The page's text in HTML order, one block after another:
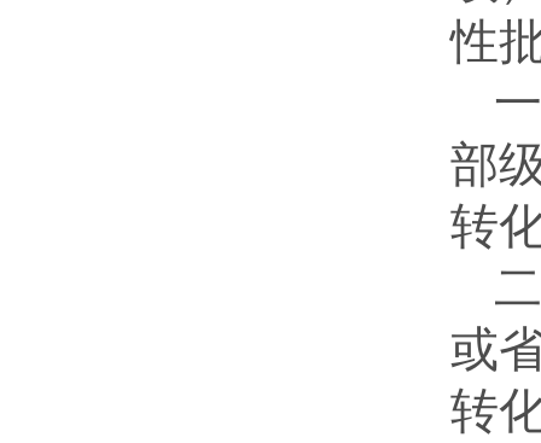
性
部
转
或
转